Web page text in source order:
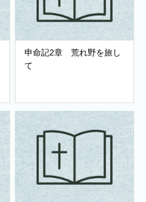
申命記2章 荒れ野を旅し
て